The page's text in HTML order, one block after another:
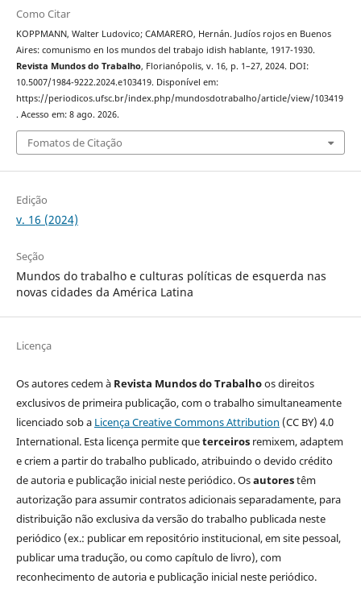
Como Citar
KOPPMANN, Walter Ludovico; CAMARERO, Hernán. Judíos rojos en Buenos
Aires: comunismo en los mundos del trabajo idish hablante, 1917-1930.
Revista Mundos do Trabalho, Florianópolis, v. 16, p. 1–27, 2024. DOI:
10.5007/1984-9222.2024.e103419. Disponível em:
https://periodicos.ufsc.br/index.php/mundosdotrabalho/article/view/103419
. Acesso em: 8 ago. 2026.
Fomatos de Citação
Edição
v. 16 (2024)
Seção
Mundos do trabalho e culturas políticas de esquerda nas
novas cidades da América Latina
Licença
Os autores cedem à Revista Mundos do Trabalhoos direitos
exclusivos de primeira publicação, com o trabalho simultaneamente
licenciado sob a Licença Creative Commons Attribution (CC BY) 4.0
International. Esta licença permite queterceirosremixem, adaptem
e criem a partir do trabalho publicado, atribuindo o devido crédito
de autoria e publicação inicial neste periódico. Osautorestêm
autorização para assumir contratos adicionais separadamente, para
distribuição não exclusiva da versão do trabalho publicada neste
periódico (ex.: publicar em repositório institucional, em site pessoal,
publicar uma tradução, ou como capítulo de livro), com
reconhecimento de autoria e publicação inicial neste periódico.